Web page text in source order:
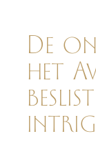
De
het